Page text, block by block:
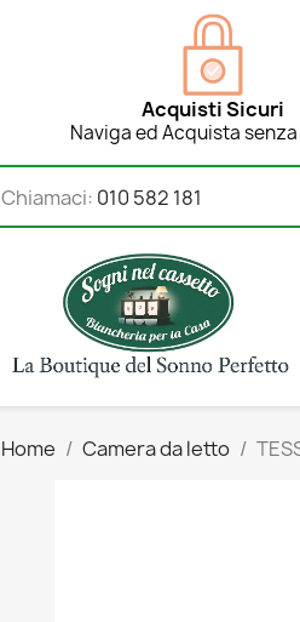
Acquisti Sicuri
Naviga ed Acquista
Chiamaci: 010 582 181
Home Camera da letto